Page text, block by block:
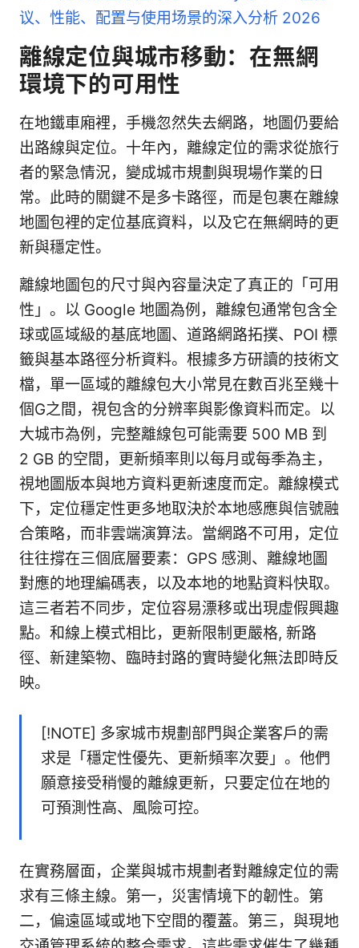
议、性能、配置与使用场景的深入分析 2026
離線定位與城市移動：在無網
環境下的可用性
在地鐵車廂裡，手機忽然失去網路，地圖仍要給
出路線與定位。十年內，離線定位的需求從旅行
者的緊急情況，變成城市規劃與現場作業的日
常。此時的關鍵不是多卡路徑，而是包裹在離線
地圖包裡的定位基底資料，以及它在無網時的更
新與穩定性。
離線地圖包的尺寸與內容量決定了真正的「可用
性」。以 Google 地圖為例，離線包通常包含全
球或區域級的基底地圖、道路網路拓撲、POI 標
籤與基本路徑分析資料。根據多方研讀的技術文
檔，單一區域的離線包大小常見在數百兆至幾十
個G之間，視包含的分辨率與影像資料而定。以
大城市為例，完整離線包可能需要 500 MB 到
2 GB 的空間，更新頻率則以每月或每季為主，
視地圖版本與地方資料更新速度而定。離線模式
下，定位穩定性更多地取決於本地感應與信號融
合策略，而非雲端演算法。當網路不可用，定位
往往撐在三個底層要素：GPS 感測、離線地圖
對應的地理編碼表，以及本地的地點資料快取。
這三者若不同步，定位容易漂移或出現虛假興趣
點。和線上模式相比，更新限制更嚴格, 新路
徑、新建築物、臨時封路的實時變化無法即時反
映。
[!NOTE] 多家城市規劃部門與企業客戶的需
求是「穩定性優先、更新頻率次要」。他們
願意接受稍慢的離線更新，只要定位在地的
可預測性高、風險可控。
在實務層面，企業與城市規劃者對離線定位的需
求有三條主線。第一，災害情境下的韌性。第
二，偏遠區域或地下空間的覆蓋。第三，與現地